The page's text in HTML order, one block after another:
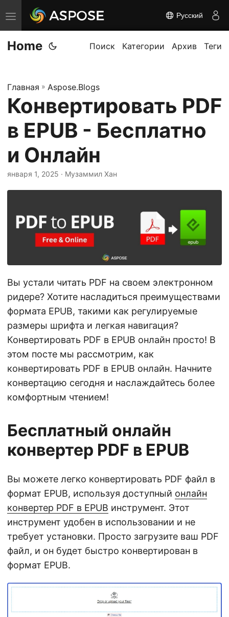
П
е
р
л
ю
и
ь
н
а
Русский
Home Поиск Категории Архив Теги
Главная » Aspose.Blogs
Конвертировать PDF
в EPUB - Бесплатно
и Онлайн
января 1, 2025 · Музаммил Хан
Вы устали читать PDF на своем электронном
ридере? Хотите насладиться преимуществами
формата EPUB, такими как регулируемые
размеры шрифта и легкая навигация?
Конвертировать PDF в EPUB онлайн просто! В
этом посте мы рассмотрим, как
конвертировать PDF в EPUB онлайн. Начните
конвертацию сегодня и наслаждайтесь более
комфортным чтением!
Бесплатный онлайн
конвертер PDF в EPUB
Вы можете легко конвертировать PDF файл в
формат EPUB, используя доступный онлайн
конвертер PDF в EPUB инструмент. Этот
инструмент удобен в использовании и не
требует установки. Просто загрузите ваш PDF
файл, и он будет быстро конвертирован в
формат EPUB.